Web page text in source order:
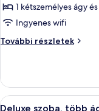
Deluxe
szoba,
több
ágy,
hozzáférés
a
medencéhez
1 kétszemélyes ágy
Ingyenes wifi
További részletek
Deluxe
nemdohányzó,
hozzáférés
a
A 6
Deluxe szoba, több